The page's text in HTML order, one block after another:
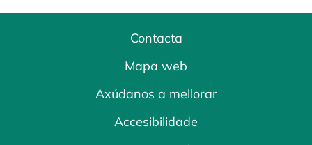
Contacta
Mapa web
Axúdanos a mellorar
Accesibilidade